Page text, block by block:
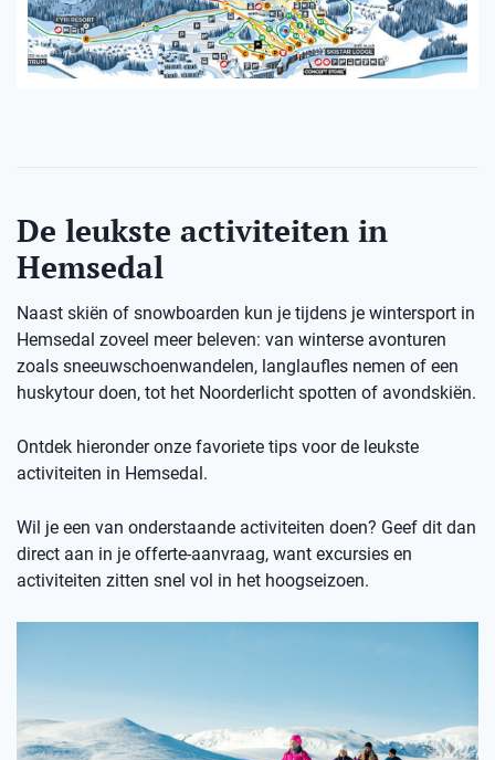
De leukste activiteiten in
Hemsedal
Naast skiën of snowboarden kun je tijdens je wintersport in
Hemsedal zoveel meer beleven: van winterse avonturen
zoals sneeuwschoenwandelen, langlaufles nemen of een
huskytour doen, tot het Noorderlicht spotten of avondskiën.
Ontdek hieronder onze favoriete tips voor de leukste
activiteiten in Hemsedal.
Wil je een van onderstaande activiteiten doen? Geef dit dan
direct aan in je offerte-aanvraag, want excursies en
activiteiten zitten snel vol in het hoogseizoen.